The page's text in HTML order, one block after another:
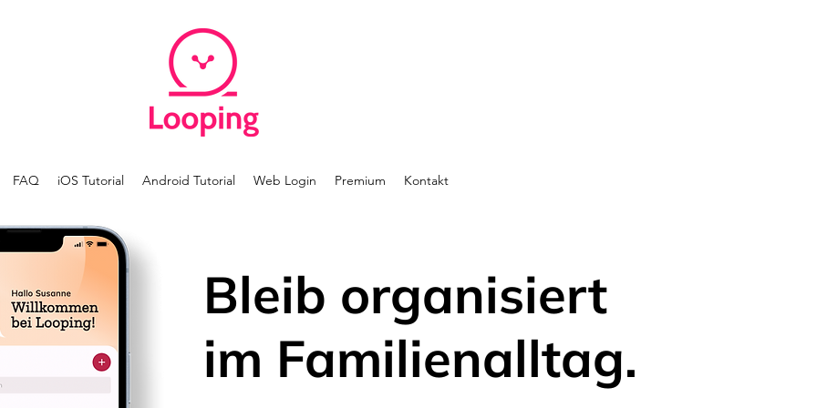
FAQ iOS Tutorial Android Tutorial Web Login Premium Kontakt
Bleib organisiert
im Familienalltag.